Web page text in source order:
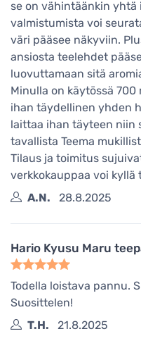
se on vähintäänkin yhtä
valmistumista voi
väri pääsee näkyviin.
ansiosta teelehdet
luovuttamaan sitä
Minulla on käytössä
ihan täydellinen yhden
laittaa ihan täyteen niin
tavallista Teema
Tilaus ja toimitus
verkkokauppaa voi kyllä
A.N.
28.8.2025
Hario Kyusu Maru
Todella loistava pannu.
Suosittelen!
T.H.
21.8.2025